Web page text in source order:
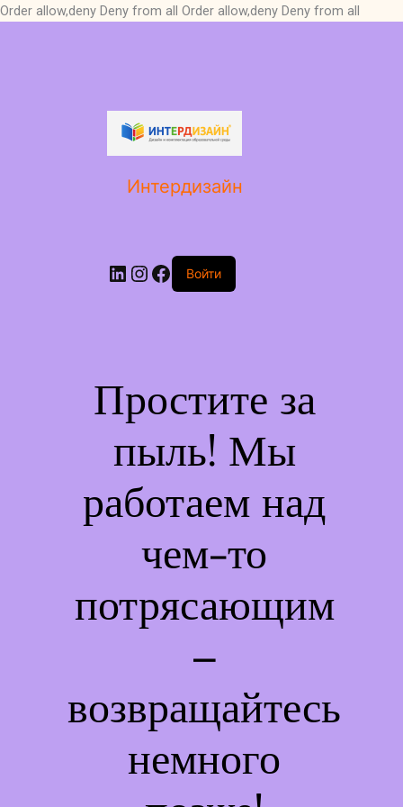
Order allow,deny Deny from all Order allow,deny Deny from all
Интердизайн
LinkedIn
Instagram
Facebook
Войти
Простите за
пыль! Мы
работаем над
чем-то
потрясающим
–
возвращайтесь
немного